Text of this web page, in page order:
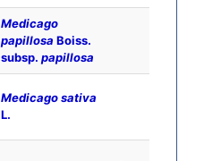
Medicago
papillosa Boiss.
subsp. papillosa
Medicago sativa
L.